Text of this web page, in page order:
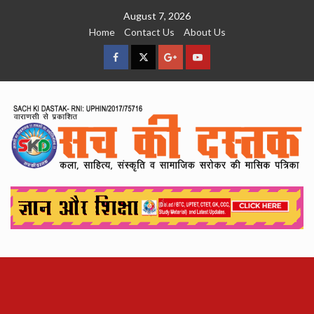
August 7, 2026
Home
Contact Us About Us
facebookTwitterGoogleYouTube